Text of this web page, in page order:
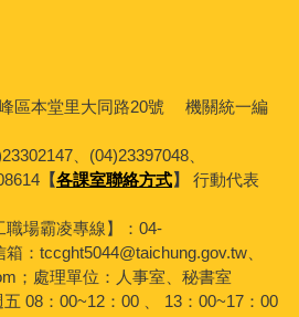
區本堂里大同路20號 機關統一編
、(04)23397048、
【各課室聯絡方式】
行動代表
職場霸凌專線】：04-
：tccght5044@taichung.gov.tw、
；處理單位：人事室、秘書室
08：00~12：00 、 13：00~17：00